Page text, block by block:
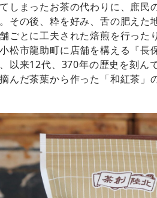
しまったお茶の代わりに、庶
その後、粋を好み、舌の肥えた
ごとに工夫された焙煎を行った
松市龍助町に店舗を構える『
以来12代、370年の歴史を刻ん
んだ茶葉から作った「和紅茶」